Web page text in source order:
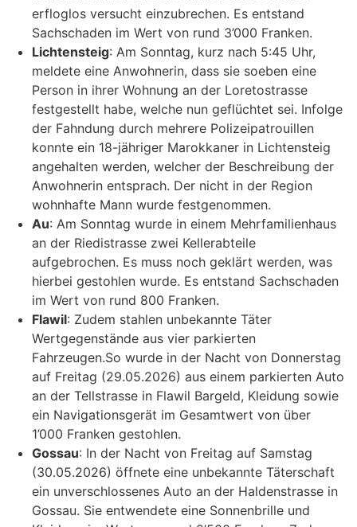
erfloglos versucht einzubrechen. Es entstand
Sachschaden im Wert von rund 3’000 Franken.
Lichtensteig: Am Sonntag, kurz nach 5:45 Uhr,
meldete eine Anwohnerin, dass sie soeben eine
Person in ihrer Wohnung an der Loretostrasse
festgestellt habe, welche nun geflüchtet sei. Infolge
der Fahndung durch mehrere Polizeipatrouillen
konnte ein 18-jähriger Marokkaner in Lichtensteig
angehalten werden, welcher der Beschreibung der
Anwohnerin entsprach. Der nicht in der Region
wohnhafte Mann wurde festgenommen.
Au: Am Sonntag wurde in einem Mehrfamilienhaus
an der Riedistrasse zwei Kellerabteile
aufgebrochen. Es muss noch geklärt werden, was
hierbei gestohlen wurde. Es entstand Sachschaden
im Wert von rund 800 Franken.
Flawil: Zudem stahlen unbekannte Täter
Wertgegenstände aus vier parkierten
Fahrzeugen.So wurde in der Nacht von Donnerstag
auf Freitag (29.05.2026) aus einem parkierten Auto
an der Tellstrasse in Flawil Bargeld, Kleidung sowie
ein Navigationsgerät im Gesamtwert von über
1’000 Franken gestohlen.
Gossau: In der Nacht von Freitag auf Samstag
(30.05.2026) öffnete eine unbekannte Täterschaft
ein unverschlossenes Auto an der Haldenstrasse in
Gossau. Sie entwendete eine Sonnenbrille und